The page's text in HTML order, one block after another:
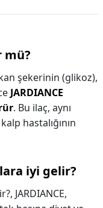
mü?
şekerinin (glikoz),
JARDIANCE
. Bu ilaç, aynı
hastalığının
iyi gelir?
JARDIANCE,